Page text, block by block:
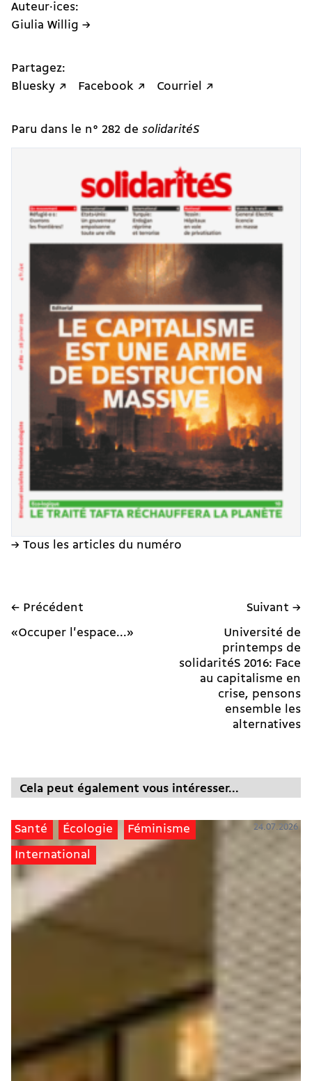
Auteur·ices:
Giulia Willig →
Partagez:
Bluesky ↗
Facebook ↗ Courriel ↗
Paru dans le n° 282 de solidaritéS
→ Tous les articles du numéro
← Précédent
«Occuper l'espace...»
Suivant →
Université de
printemps de
solidaritéS 2016: Face
au capitalisme en
crise, pensons
ensemble les
alternatives
Cela peut également vous intéresser...
Santé Écologie Féminisme
International
24.07.2026